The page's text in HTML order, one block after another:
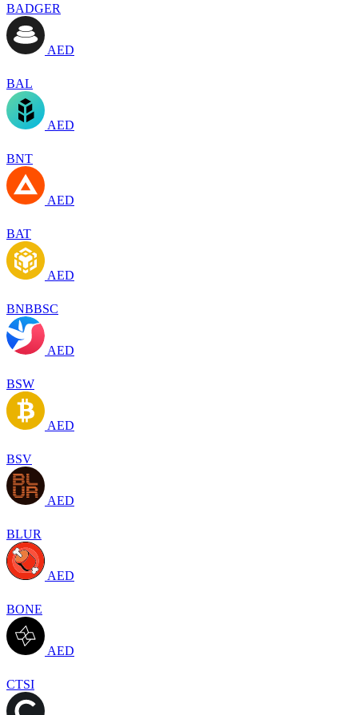
BADGER
AED
BAL
AED
BNT
AED
BAT
AED
BNBBSC
AED
BSW
AED
BSV
AED
BLUR
AED
BONE
AED
CTSI